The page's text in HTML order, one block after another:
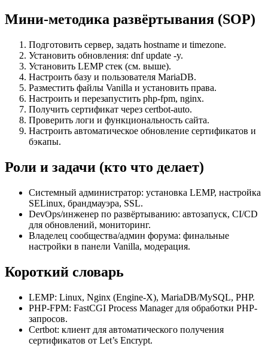
Мини-методика развёртывания (SOP)
Подготовить сервер, задать hostname и timezone.
Установить обновления: dnf update -y.
Установить LEMP стек (см. выше).
Настроить базу и пользователя MariaDB.
Разместить файлы Vanilla и установить права.
Настроить и перезапустить php-fpm, nginx.
Получить сертификат через certbot-auto.
Проверить логи и функциональность сайта.
Настроить автоматическое обновление сертификатов и
бэкапы.
Роли и задачи (кто что делает)
Системный администратор: установка LEMP, настройка
SELinux, брандмауэра, SSL.
DevOps/инженер по развёртыванию: автозапуск, CI/CD
для обновлений, мониторинг.
Владелец сообщества/админ форума: финальные
настройки в панели Vanilla, модерация.
Короткий словарь
LEMP: Linux, Nginx (Engine-X), MariaDB/MySQL, PHP.
PHP-FPM: FastCGI Process Manager для обработки PHP-
запросов.
Certbot: клиент для автоматического получения
сертификатов от Let’s Encrypt.